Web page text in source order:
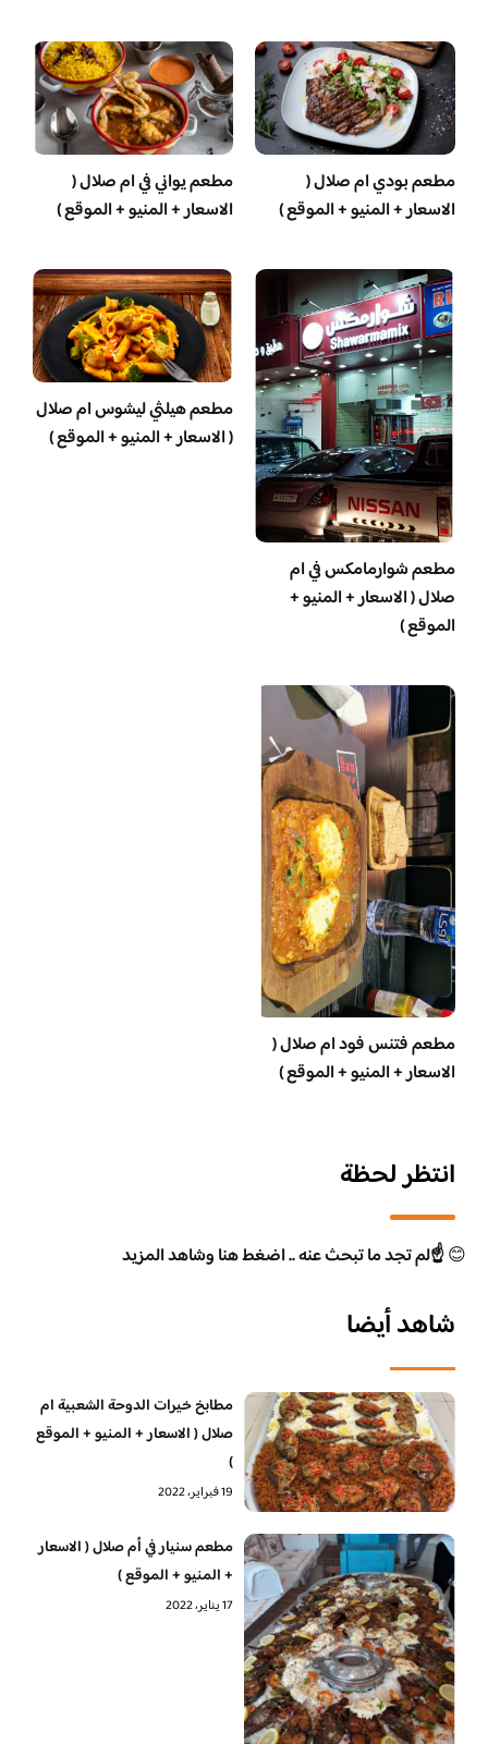
مطعم بودي ام صلال (
الاسعار + المنيو + الموقع )
مطعم يواني في ام صلال (
الاسعار + المنيو + الموقع )
مطعم شوارمامكس في ام
صلال ( الاسعار + المنيو +
الموقع )
مطعم هيلثي ليشوس ام صلال
( الاسعار + المنيو + الموقع )
مطعم فتنس فود ام صلال (
الاسعار + المنيو + الموقع )
انتظر لحظة
😊☝️لم تجد ما تبحث عنه .. اضغط هنا وشاهد المزيد
شاهد أيضا
مطابخ خيرات الدوحة الشعبية ام
صلال ( الاسعار + المنيو + الموقع
)
19 فبراير، 2022
مطعم سنيار في أم صلال ( الاسعار
+ المنيو + الموقع )
17 يناير، 2022